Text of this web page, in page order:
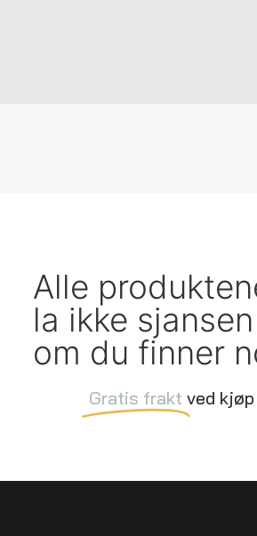
Alle
la ikke
om du finner
Gratis frakt ved